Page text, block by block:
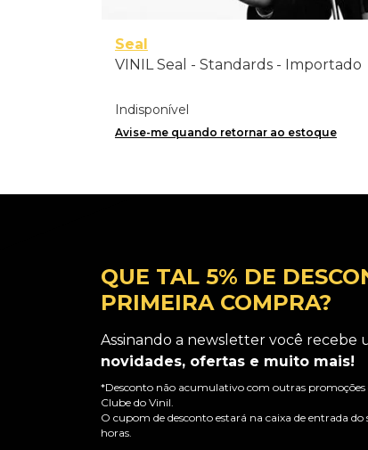
Seal
VINIL Seal - Standards - Importado
Indisponível
Avise-me quando retornar ao estoque
QUE TAL 5% DE
PRIMEIRA COMPRA?
Assinando a newsletter você recebe
novidades, ofertas e muito mais!
*Desconto não acumulativo com outras promoções
Clube do Vinil.
O cupom de desconto estará na caixa de entrada
horas.